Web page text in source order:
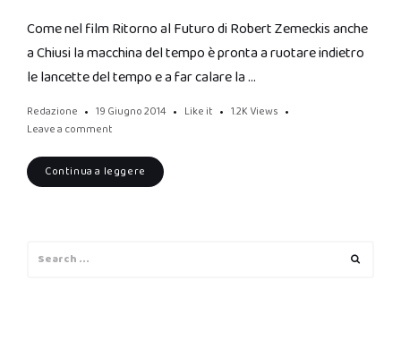
Come nel film Ritorno al Futuro di Robert Zemeckis anche
a Chiusi la macchina del tempo è pronta a ruotare indietro
le lancette del tempo e a far calare la …
Redazione 19 Giugno 2014 Like it 1.2K Views
Leave a comment
Continua a leggere